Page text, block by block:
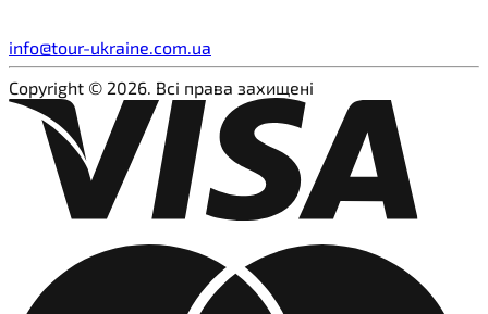
info@tour-ukraine.com.ua
Copyright © 2026. Всі права захищені